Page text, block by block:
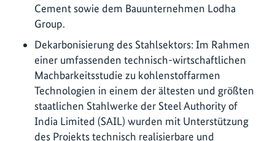
Cement sowie dem Bauunternehmen Lodha
Group.
Dekarbonisierung des Stahlsektors: Im Rahmen
einer umfassenden technisch-wirtschaftlichen
Machbarkeitsstudie zu kohlenstoffarmen
Technologien in einem der ältesten und größten
staatlichen Stahlwerke der Steel Authority of
India Limited (SAIL) wurden mit Unterstützung
des Projekts technisch realisierbare und